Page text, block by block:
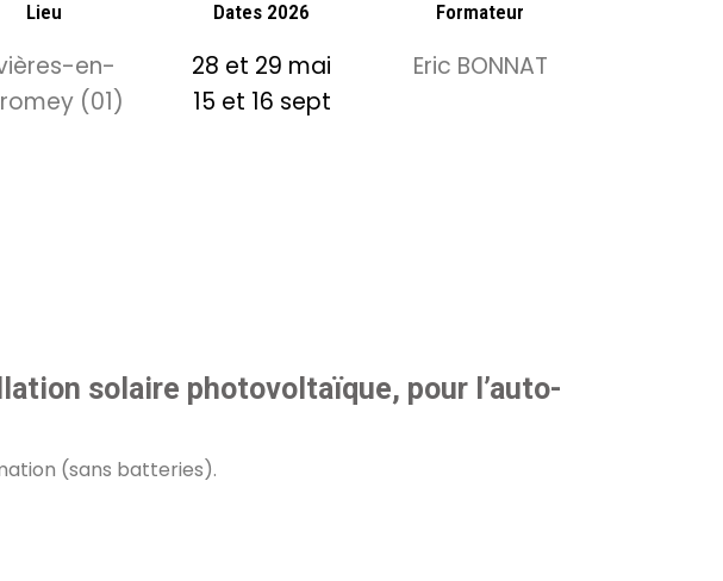
Lieu
en-
(01)
Dates 2026
28 et 29 mai
15 et 16 sept
Formateur
Eric BONNAT
solaire photovoltaïque, pour l’auto-
(sans batteries).